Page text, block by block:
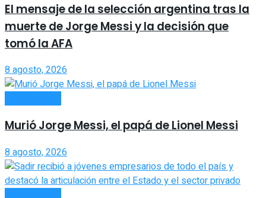
El mensaje de la selección argentina tras la
muerte de Jorge Messi y la decisión que
tomó la AFA
8 agosto, 2026
Murió Jorge Messi, el papá de Lionel Messi
8 agosto, 2026